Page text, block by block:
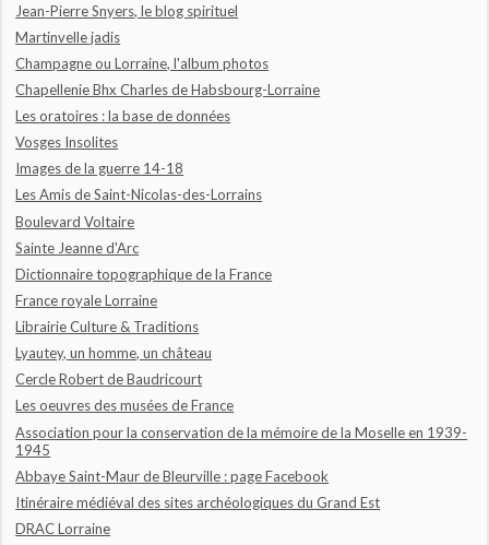
Jean-Pierre Snyers, le blog spirituel
Martinvelle jadis
Champagne ou Lorraine, l'album photos
Chapellenie Bhx Charles de Habsbourg-Lorraine
Les oratoires : la base de données
Vosges Insolites
Images de la guerre 14-18
Les Amis de Saint-Nicolas-des-Lorrains
Boulevard Voltaire
Sainte Jeanne d'Arc
Dictionnaire topographique de la France
France royale Lorraine
Librairie Culture & Traditions
Lyautey, un homme, un château
Cercle Robert de Baudricourt
Les oeuvres des musées de France
Association pour la conservation de la mémoire de la Moselle en 1939-
1945
Abbaye Saint-Maur de Bleurville : page Facebook
Itinéraire médiéval des sites archéologiques du Grand Est
DRAC Lorraine